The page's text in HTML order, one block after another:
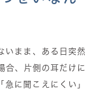
いまま、ある日突然
合、片側の耳だけに
に聞こえにくい」